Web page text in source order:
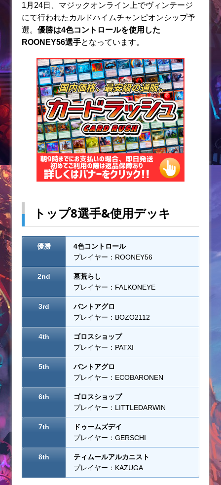
itt
er
e
e
n
a
c
e
b
o
o
k
1月24日、マジックオンライン上でヴィンテージ
にて行われたカルドハイムチャンピオンシップ予
選。 優勝は4色コントロールを使用した
ROONEY56選手となっています。
トップ8選手&使用デッキ
優勝
4色コントロール
プレイヤー：ROONEY56
2nd
墓荒らし
プレイヤー：FALKONEYE
3rd
バントアグロ
プレイヤー：BOZO2112
4th
ゴロスショップ
プレイヤー：PATXI
5th
バントアグロ
プレイヤー：ECOBARONEN
6th
ゴロスショップ
プレイヤー：LITTLEDARWIN
7th
ドゥームズデイ
プレイヤー：GERSCHI
8th
ティムールアルカニスト
プレイヤー：KAZUGA